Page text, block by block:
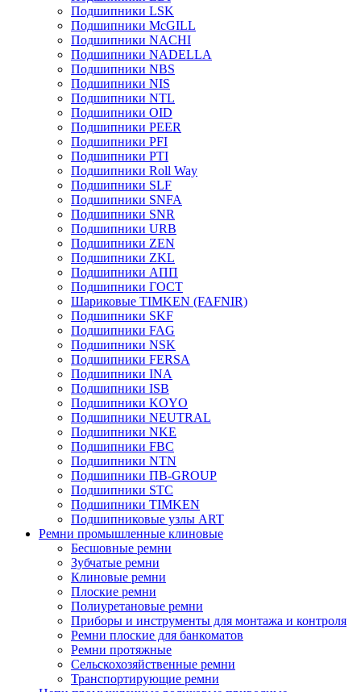
Подшипники LSK
Подшипники McGILL
Подшипники NACHI
Подшипники NADELLA
Подшипники NBS
Подшипники NIS
Подшипники NTL
Подшипники OID
Подшипники PEER
Подшипники PFI
Подшипники PTI
Подшипники Roll Way
Подшипники SLF
Подшипники SNFA
Подшипники SNR
Подшипники URB
Подшипники ZEN
Подшипники ZKL
Подшипники АПП
Подшипники ГОСТ
Шариковые ТІMKEN (FAFNIR)
Подшипники SKF
Подшипники FAG
Подшипники NSK
Подшипники FERSA
Подшипники INA
Подшипники ISB
Подшипники KOYO
Подшипники NEUTRAL
Подшипники NKE
Подшипники FBC
Подшипники NTN
Подшипники ПВ-GROUP
Подшипники STC
Подшипники TIMKEN
Подшипниковые узлы ART
Ремни промышленные клиновые
Бесшовные ремни
Зубчатые ремни
Клиновые ремни
Плоские ремни
Полиуретановые ремни
Приборы и инструменты для монтажа и контроля
Ремни плоские для банкоматов
Ремни протяжные
Сельскохозяйственные ремни
Транспортирующие ремни